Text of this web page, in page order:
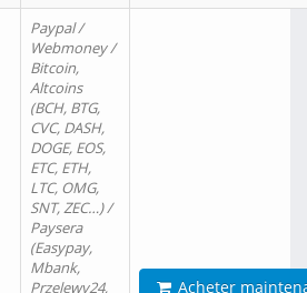
Paypal /
Webmoney /
Bitcoin,
Altcoins
(BCH, BTG,
CVC, DASH,
DOGE, EOS,
ETC, ETH,
LTC, OMG,
SNT, ZEC…) /
Paysera
(Easypay,
Mbank,
Przelewy24,
Acheter